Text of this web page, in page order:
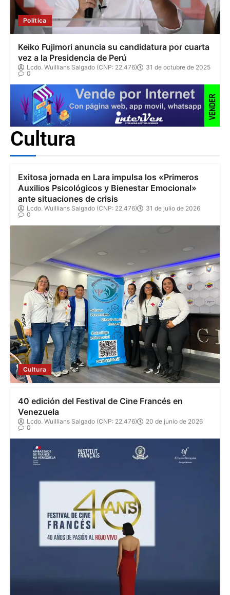
Política
Keiko Fujimori anuncia su candidatura por cuarta
vez a la Presidencia de Perú
Lcdo. Wuillians Salgado (CNP: 22.476)
31 de octubre de 2025
0
Cultura
Cultura
Exitosa jornada en Lara impulsa los «Primeros
Auxilios Psicológicos y Bienestar Emocional»
ante situaciones de crisis
Lcdo. Wuillians Salgado (CNP: 22.476)
31 de julio de 2026
0
40 edición del Festival de Cine Francés en
Venezuela
Lcdo. Wuillians Salgado (CNP: 22.476)
20 de junio de 2026
0